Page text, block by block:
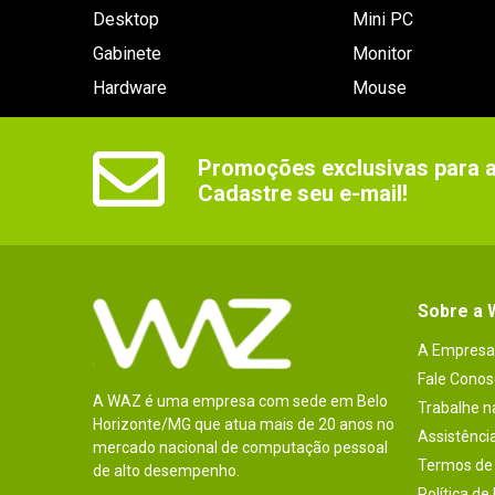
Desktop
Gabinete
Hardware
Mini PC
Monitor
Mouse
Promoções exclusivas para
Cadastre seu e-mail!
A WAZ é uma empresa com sede em Belo
Horizonte/MG que atua mais de 20 anos no
mercado nacional de computação pessoal
de alto desempenho.
Sobre a
A Empresa
Fale
Trabalhe
Termos